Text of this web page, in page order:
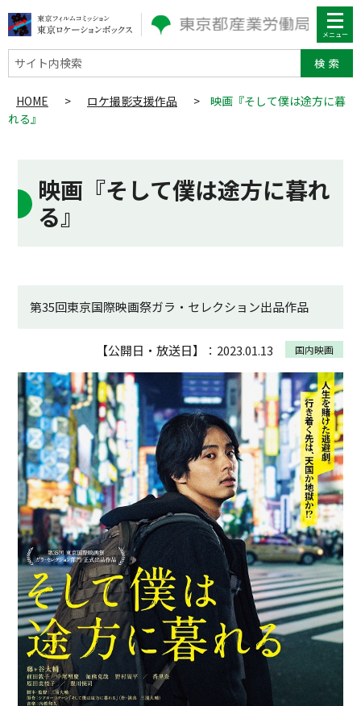
サイト内検索
HOME > ロケ撮影支援作品 >
映画『そして僕は途方に暮
れる』
映画『そして僕は途方に暮れ
る』
第35回東京国際映画祭ガラ・セレクション出品作品
【公開日・放送日】：2023.01.13 国内映画